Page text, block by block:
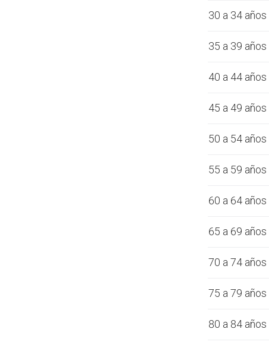
30 a 34 años
35 a 39 años
40 a 44 años
45 a 49 años
50 a 54 años
55 a 59 años
60 a 64 años
65 a 69 años
70 a 74 años
75 a 79 años
80 a 84 años